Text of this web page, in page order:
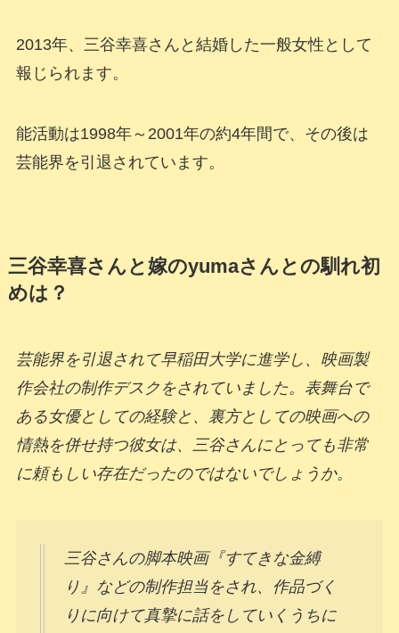
2013年、三谷幸喜さんと結婚した一般女性として
報じられます。
能活動は1998年～2001年の約4年間で、その後は
芸能界を引退されています。
三谷幸喜さんと嫁のyumaさんとの馴れ初
めは？
芸能界を引退されて早稲田大学に進学し、映画製
作会社の制作デスクをされていました。表舞台で
ある女優としての経験と、裏方としての映画への
情熱を併せ持つ彼女は、三谷さんにとっても非常
に頼もしい存在だったのではないでしょうか。
三谷さんの脚本映画『すてきな金縛
り』などの制作担当をされ、作品づく
りに向けて真摯に話をしていくうちに